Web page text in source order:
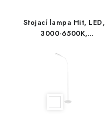
Stojací lampa Hit, LED,
3000-6500K,